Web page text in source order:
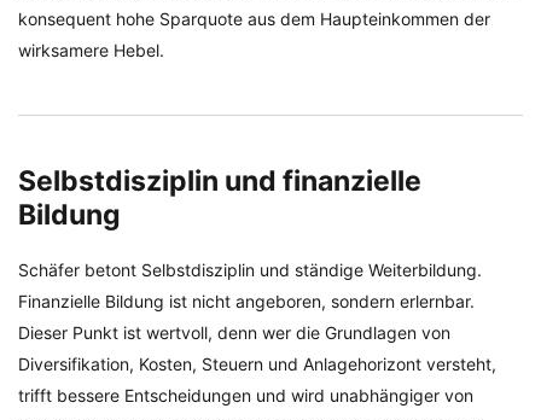
konsequent hohe Sparquote aus dem Haupteinkommen der
wirksamere Hebel.
Selbstdisziplin und finanzielle
Bildung
Schäfer betont Selbstdisziplin und ständige Weiterbildung.
Finanzielle Bildung ist nicht angeboren, sondern erlernbar.
Dieser Punkt ist wertvoll, denn wer die Grundlagen von
Diversifikation, Kosten, Steuern und Anlagehorizont versteht,
trifft bessere Entscheidungen und wird unabhängiger von